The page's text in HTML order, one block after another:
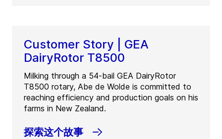
Customer Story | GEA
DairyRotor T8500
Milking through a 54-bail GEA DairyRotor
T8500 rotary, Abe de Wolde is committed to
reaching efficiency and production goals on his
farms in New Zealand.
探索这个故事